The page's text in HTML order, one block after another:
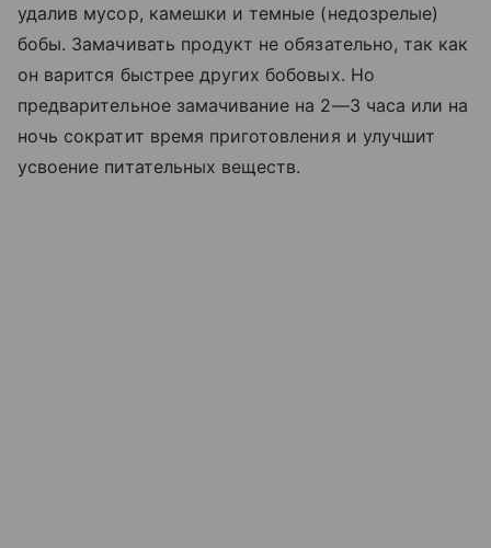
удалив мусор, камешки и темные (недозрелые)
бобы. Замачивать продукт не обязательно, так как
он варится быстрее других бобовых. Но
предварительное замачивание на 2—3 часа или на
ночь сократит время приготовления и улучшит
усвоение питательных веществ.